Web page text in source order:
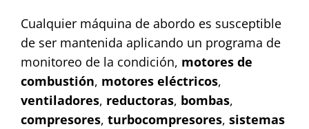
Cualquier máquina de abordo es susceptible
de ser mantenida aplicando un programa de
monitoreo de la condición, motores de
combustión, motores eléctricos,
ventiladores, reductoras, bombas,
compresores, turbocompresores, sistemas